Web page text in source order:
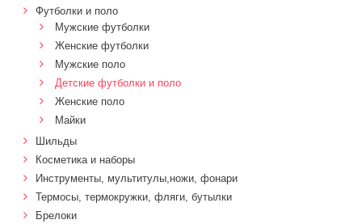
Футболки и поло
Мужские футболки
Женские футболки
Мужские поло
Детские футболки и поло
Женские поло
Майки
Шильды
Косметика и наборы
Инструменты, мультитулы,ножи, фонари
Термосы, термокружки, фляги, бутылки
Брелоки